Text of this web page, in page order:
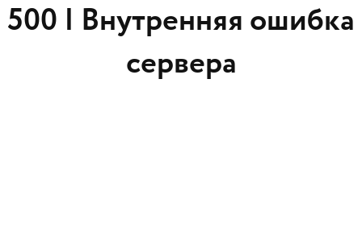
500 | Внутренняя ошибка
сервера